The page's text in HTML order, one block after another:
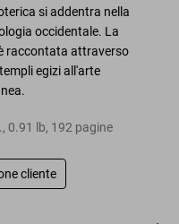
si addentra nella
occidentale. La
raccontata attraverso
egizi all'arte
, 0.91 lb, 192 pagine
cliente